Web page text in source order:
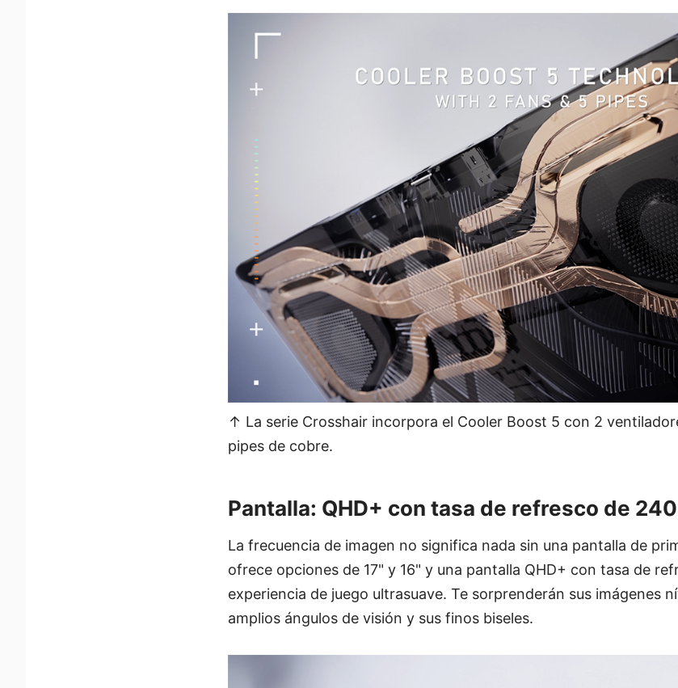
↑ La serie Crosshair incorpora el Cooler Boost 5 con 2
pipes de cobre.
Pantalla: QHD+ con tasa de refresco de
La frecuencia de imagen no significa nada sin una pantalla de
ofrece opciones de 17" y 16" y una pantalla QHD+ con tasa de
experiencia de juego ultrasuave. Te sorprenderán sus imágenes
amplios ángulos de visión y sus finos biseles.